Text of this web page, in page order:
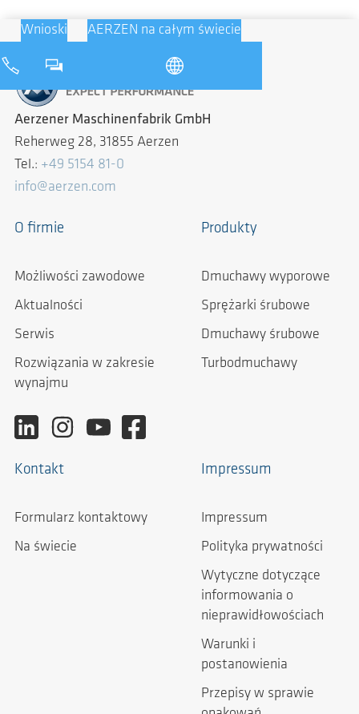
Wnioski AERZEN na całym świecie
Aerzener Maschinenfabrik GmbH
Reherweg 28, 31855 Aerzen
Tel.: +49 5154 81-0
info@aerzen.com
O firmie
Możliwości zawodowe
Aktualności
Serwis
Rozwiązania w zakresie
wynajmu
Produkty
Dmuchawy wyporowe
Sprężarki śrubowe
Dmuchawy śrubowe
Turbodmuchawy
Kontakt
Formularz kontaktowy
Na świecie
Impressum
Impressum
Polityka prywatności
Wytyczne dotyczące
informowania o
nieprawidłowościach
Warunki i
postanowienia
Przepisy w sprawie